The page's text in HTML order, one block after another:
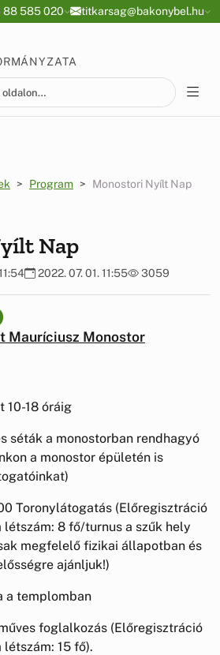
88 585 020 titkarsag@bakonybel.hu
Program Monostori Nyílt Nap
Nap
2022. 07. 01. 11:55 3059
Mauríciusz Monostor
10-18 óráig
séták a monostorban rendhagyó
a monostor épületén is
Toronylátogatás (Előregisztráció
létszám: 8 fő/turnus a szűk hely
megfelelő fizikai állapotban és
ajánljuk!)
a templomban
foglalkozás (Előregisztráció
15 fő).